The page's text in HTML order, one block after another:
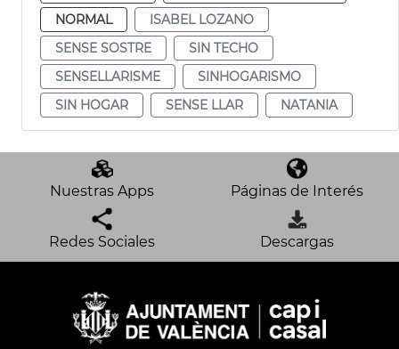
NORMAL
ISABEL LOZANO
SENSE SOSTRE
SIN TECHO
SENSELLARISME
SINHOGARISMO
SIN HOGAR
SENSE LLAR NATANIA
Nuestras Apps Páginas de Interés
Redes Sociales Descargas